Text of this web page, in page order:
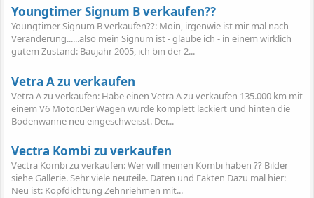
Youngtimer Signum B verkaufen??
Youngtimer Signum B verkaufen??: Moin, irgenwie ist mir mal nach
Veränderung......also mein Signum ist - glaube ich - in einem wirklich
gutem Zustand: Baujahr 2005, ich bin der 2...
Vetra A zu verkaufen
Vetra A zu verkaufen: Habe einen Vetra A zu verkaufen 135.000 km mit
einem V6 Motor.Der Wagen wurde komplett lackiert und hinten die
Bodenwanne neu eingeschweisst. Der...
Vectra Kombi zu verkaufen
Vectra Kombi zu verkaufen: Wer will meinen Kombi haben ?? Bilder
siehe Gallerie. Sehr viele neuteile. Daten und Fakten Dazu mal hier:
Neu ist: Kopfdichtung Zehnriehmen mit...